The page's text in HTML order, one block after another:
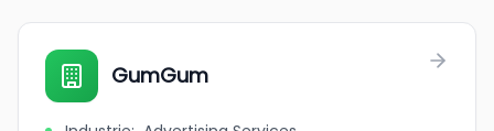
GumGum